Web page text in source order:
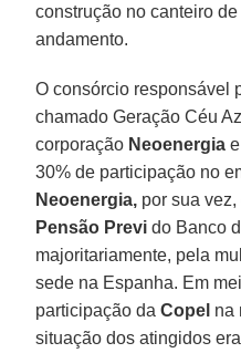
construção no canteiro
andamento.
O consórcio responsável
chamado Geração Céu
corporação Neoenergia
30% de participação no
Neoenergia, por sua
Pensão Previ do Banco
majoritariamente, pela
sede na Espanha. Em
participação daCopel na
situação dos atingidos